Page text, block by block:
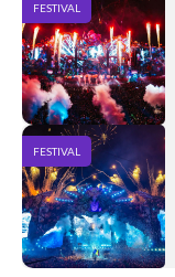
FESTIVAL
FESTIVAL